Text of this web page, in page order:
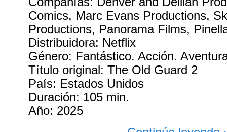
Comics, Marc Evans Productions,
Productions, Panorama Films,
Distribuidora: Netflix
Género: Fantástico. Acción.
Título original: The Old Guard 2
País: Estados Unidos
Duración: 105 min.
Año: 2025